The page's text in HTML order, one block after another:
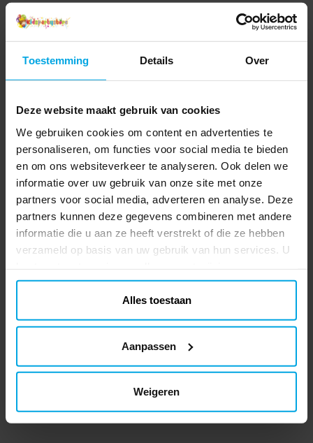
Toestemming Details Over
Deze website maakt gebruik van cookies
We gebruiken cookies om content en advertenties te
personaliseren, om functies voor social media te bieden
en om ons websiteverkeer te analyseren. Ook delen we
informatie over uw gebruik van onze site met onze
partners voor social media, adverteren en analyse. Deze
partners kunnen deze gegevens combineren met andere
informatie die u aan ze heeft verstrekt of die ze hebben
verzameld op basis van uw gebruik van hun services. U
Alles toestaan
Aanpassen
Weigeren